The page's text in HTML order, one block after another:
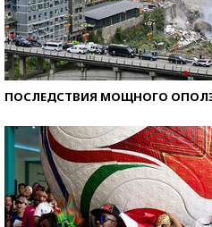
ПОСЛЕДСТВИЯ МОЩНОГО